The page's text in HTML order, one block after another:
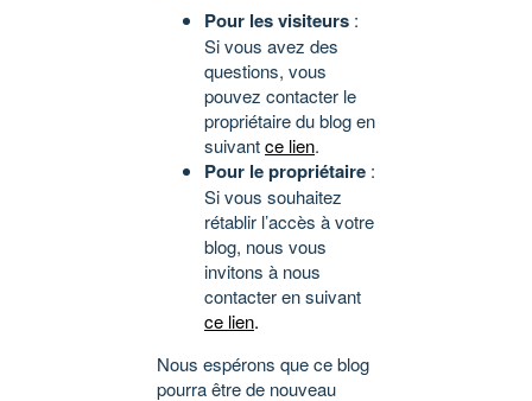
Pour les visiteurs :
Si vous avez des
questions, vous
pouvez contacter le
propriétaire du blog en
suivantce lien.
Pour le propriétaire :
Si vous souhaitez
rétablir l’accès à votre
blog, nous vous
invitons à nous
contacter en suivant
ce lien.
Nous espérons que ce blog
pourra être de nouveau